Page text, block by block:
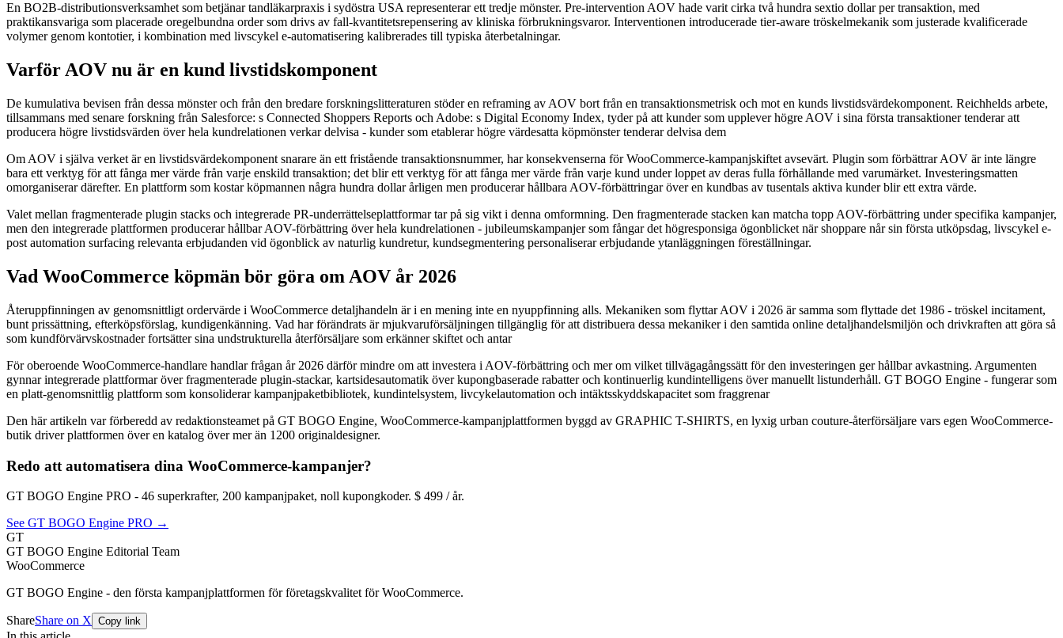
En BO2B-distributionsverksamhet som betjänar tandläkarpraxis i sydöstra USA representerar ett tredje mönster. Pre-intervention AOV hade varit cirka två hundra sextio dollar per transaktion, med
praktikansvariga som placerade oregelbundna order som drivs av fall-kvantitetsrepensering av kliniska förbrukningsvaror. Interventionen introducerade tier-aware tröskelmekanik som justerade kvalificerade
volymer genom kontotier, i kombination med livscykel e-automatisering kalibrerades till typiska återbetalningar.
Varför AOV nu är en kund livstidskomponent
De kumulativa bevisen från dessa mönster och från den bredare forskningslitteraturen stöder en reframing av AOV bort från en transaktionsmetrisk och mot en kunds livstidsvärdekomponent. Reichhelds arbete,
tillsammans med senare forskning från Salesforce: s Connected Shoppers Reports och Adobe: s Digital Economy Index, tyder på att kunder som upplever högre AOV i sina första transaktioner tenderar att
producera högre livstidsvärden över hela kundrelationen verkar delvisa - kunder som etablerar högre värdesatta köpmönster tenderar delvisa dem
Om AOV i själva verket är en livstidsvärdekomponent snarare än ett fristående transaktionsnummer, har konsekvenserna för WooCommerce-kampanjskiftet avsevärt. Plugin som förbättrar AOV är inte längre
bara ett verktyg för att fånga mer värde från varje enskild transaktion; det blir ett verktyg för att fånga mer värde från varje kund under loppet av deras fulla förhållande med varumärket. Investeringsmatten
omorganiserar därefter. En plattform som kostar köpmannen några hundra dollar årligen men producerar hållbara AOV-förbättringar över en kundbas av tusentals aktiva kunder blir ett extra värde.
Valet mellan fragmenterade plugin stacks och integrerade PR-underrättelseplattformar tar på sig vikt i denna omformning. Den fragmenterade stacken kan matcha topp AOV-förbättring under specifika kampanjer,
men den integrerade plattformen producerar hållbar AOV-förbättring över hela kundrelationen - jubileumskampanjer som fångar det högresponsiga ögonblicket när shoppare når sin första utköpsdag, livscykel e-
post automation surfacing relevanta erbjudanden vid ögonblick av naturlig kundretur, kundsegmentering personaliserar erbjudande ytanläggningen föreställningar.
Vad WooCommerce köpmän bör göra om AOV år 2026
Återuppfinningen av genomsnittligt ordervärde i WooCommerce detaljhandeln är i en mening inte en nyuppfinning alls. Mekaniken som flyttar AOV i 2026 är samma som flyttade det 1986 - tröskel incitament,
bunt prissättning, efterköpsförslag, kundigenkänning. Vad har förändrats är mjukvaruförsäljningen tillgänglig för att distribuera dessa mekaniker i den samtida online detaljhandelsmiljön och drivkraften att göra så
som kundförvärvskostnader fortsätter sina undstrukturella återförsäljare som erkänner skiftet och antar
För oberoende WooCommerce-handlare handlar frågan år 2026 därför mindre om att investera i AOV-förbättring och mer om vilket tillvägagångssätt för den investeringen ger hållbar avkastning. Argumenten
gynnar integrerade plattformar över fragmenterade plugin-stackar, kartsidesautomatik över kupongbaserade rabatter och kontinuerlig kundintelligens över manuellt listunderhåll. GT BOGO Engine - fungerar som
en platt-genomsnittlig plattform som konsoliderar kampanjpaketbibliotek, kundintelsystem, livcykelautomation och intäktsskyddskapacitet som fraggrenar
Den här artikeln var förberedd av redaktionsteamet på GT BOGO Engine, WooCommerce-kampanjplattformen byggd av GRAPHIC T-SHIRTS, en lyxig urban couture-återförsäljare vars egen WooCommerce-
butik driver plattformen över en katalog över mer än 1200 originaldesigner.
Redo att automatisera dina WooCommerce-kampanjer?
GT BOGO Engine PRO - 46 superkrafter, 200 kampanjpaket, noll kupongkoder. $ 499 / år.
See GT BOGO Engine PRO →
GT
GT BOGO Engine Editorial Team
WooCommerce
GT BOGO Engine - den första kampanjplattformen för företagskvalitet för WooCommerce.
ShareShare on X Copy link